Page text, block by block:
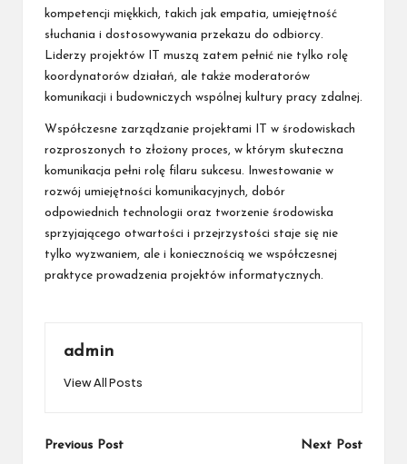
kompetencji miękkich, takich jak empatia, umiejętność
słuchania i dostosowywania przekazu do odbiorcy.
Liderzy projektów IT muszą zatem pełnić nie tylko rolę
koordynatorów działań, ale także moderatorów
komunikacji i budowniczych wspólnej kultury pracy zdalnej.
Współczesne zarządzanie projektami IT w środowiskach
rozproszonych to złożony proces, w którym skuteczna
komunikacja pełni rolę filaru sukcesu. Inwestowanie w
rozwój umiejętności komunikacyjnych, dobór
odpowiednich technologii oraz tworzenie środowiska
sprzyjającego otwartości i przejrzystości staje się nie
tylko wyzwaniem, ale i koniecznością we współczesnej
praktyce prowadzenia projektów informatycznych.
admin
View All Posts
Post
Previous Post Next Post